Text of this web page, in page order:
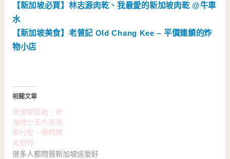
【新加坡必買】林志源肉乾、我最愛的新加坡肉乾 @牛車
水
【新加坡美食】老曾記 Old Chang Kee – 平價連鎖的炸
物小店
相關文章
新加坡自助｜新
加坡七天六夜完
美行程、帶媽媽
去旅行
很多人都問我新加坡這麼好